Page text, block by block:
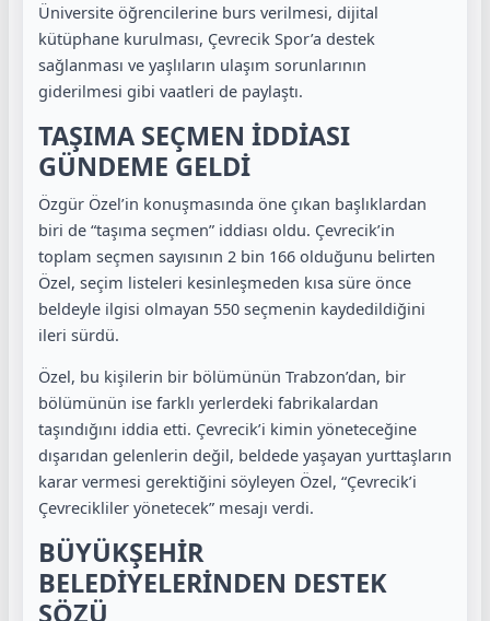
Üniversite öğrencilerine burs verilmesi, dijital
kütüphane kurulması, Çevrecik Spor’a destek
sağlanması ve yaşlıların ulaşım sorunlarının
giderilmesi gibi vaatleri de paylaştı.
TAŞIMA SEÇMEN İDDİASI
GÜNDEME GELDİ
Özgür Özel’in konuşmasında öne çıkan başlıklardan
biri de “taşıma seçmen” iddiası oldu. Çevrecik’in
toplam seçmen sayısının 2 bin 166 olduğunu belirten
Özel, seçim listeleri kesinleşmeden kısa süre önce
beldeyle ilgisi olmayan 550 seçmenin kaydedildiğini
ileri sürdü.
Özel, bu kişilerin bir bölümünün Trabzon’dan, bir
bölümünün ise farklı yerlerdeki fabrikalardan
taşındığını iddia etti. Çevrecik’i kimin yöneteceğine
dışarıdan gelenlerin değil, beldede yaşayan yurttaşların
karar vermesi gerektiğini söyleyen Özel, “Çevrecik’i
Çevrecikliler yönetecek” mesajı verdi.
BÜYÜKŞEHİR
BELEDİYELERİNDEN DESTEK
SÖZÜ